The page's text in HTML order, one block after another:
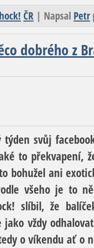
ČR | Napsal Petr
dobrého z
týden svůj
to překvapení,
bohužel ani
všeho je to
slíbil, že
jako vždy
o víkendu ať o